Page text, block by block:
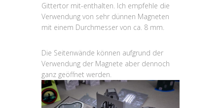
Gittertor mit-enthalten. Ich empfehle die
Verwendung von sehr dünnen Magneten
mit einem Durchmesser von ca. 8 mm.
Die Seitenwände können aufgrund der
Verwendung der Magnete aber dennoch
ganz geöffnet werden.